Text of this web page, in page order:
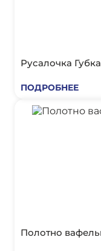
Русалочка
ПОДРОБНЕЕ
Полотно